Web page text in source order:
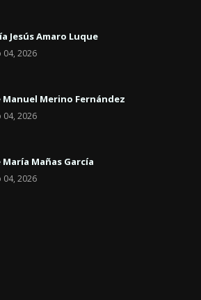
Jesús Amaro Luque
04, 2026
Manuel Merino Fernández
04, 2026
María Mañas García
04, 2026